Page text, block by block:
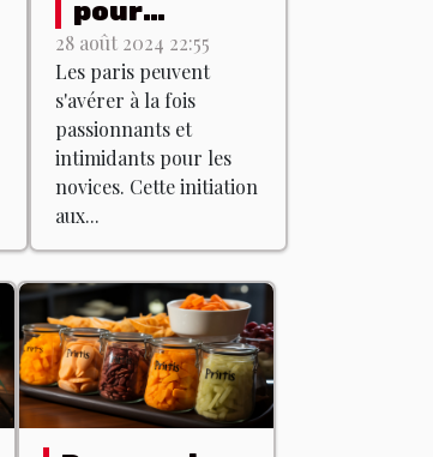
pour
débutants :
comprendre
les bases
des paris
28 août 2024 22:55
Les paris peuvent
s'avérer à la fois
passionnants et
intimidants pour les
novices. Cette initiation
aux...